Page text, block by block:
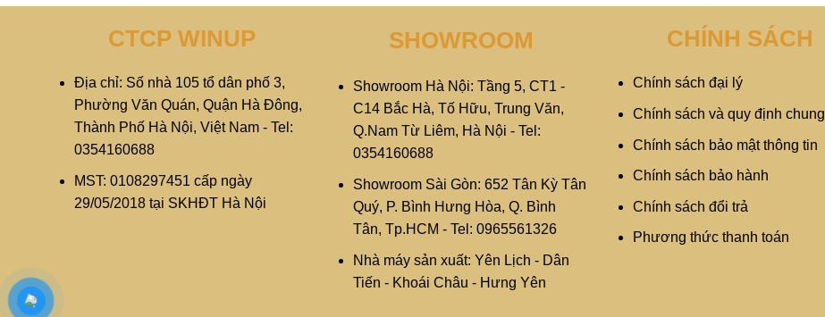
CTCP WINUP
Địa chỉ: Số nhà 105 tổ dân phố 3,
Phường Văn Quán, Quận Hà Đông,
Thành Phố Hà Nội, Việt Nam - Tel:
0354160688
MST: 0108297451 cấp ngày
29/05/2018 tại SKHĐT Hà Nội
SHOWROOM
Showroom Hà Nội: Tầng 5, CT1 -
C14 Bắc Hà, Tố Hữu, Trung Văn,
Q.Nam Từ Liêm, Hà Nội - Tel:
0354160688
Showroom Sài Gòn: 652 Tân Kỳ Tân
Quý, P. Bình Hưng Hòa, Q. Bình
Tân, Tp.HCM - Tel: 0965561326
Nhà máy sản xuất: Yên Lịch - Dân
Tiến - Khoái Châu - Hưng Yên
CHÍNH SÁCH
Chính sách đại lý
Chính sách và quy định chung
Chính sách bảo mật thông tin
Chính sách bảo hành
Chính sách đổi trả
Phương thức thanh toán